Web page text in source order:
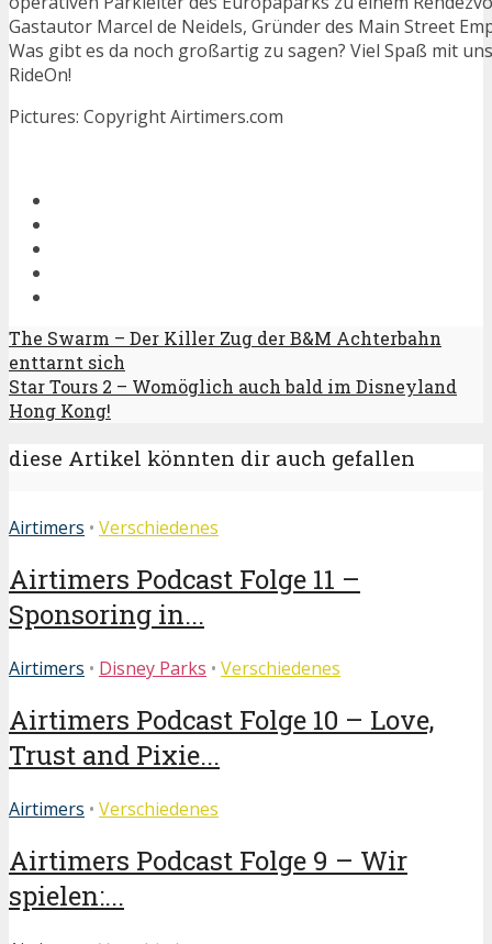
Gastautor Marcel de Neidels, Gründer des Main Street
Was gibt es da noch großartig zu sagen? Viel Spaß mit
RideOn!
Pictures: Copyright Airtimers.com
The Swarm – Der Killer Zug der B&M Achterbahn
enttarnt sich
Star Tours 2 – Womöglich auch bald im Disneyland
Hong Kong!
diese Artikel könnten dir auch gefallen
Airtimers • Verschiedenes
Airtimers Podcast Folge 11 –
Sponsoring in...
Airtimers • Disney Parks • Verschiedenes
Airtimers Podcast Folge 10 – Love,
Trust and Pixie...
Airtimers • Verschiedenes
Airtimers Podcast Folge 9 – Wir
spielen:...